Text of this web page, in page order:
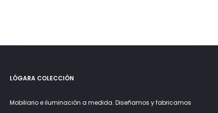
LÓGARA COLECCIÓN
Mobiliario e iluminación a medida. Diseñamos y fabricamos